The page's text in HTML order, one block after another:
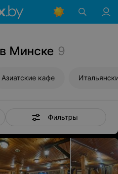
Минске 9
Азиатские кафе
Фильтры